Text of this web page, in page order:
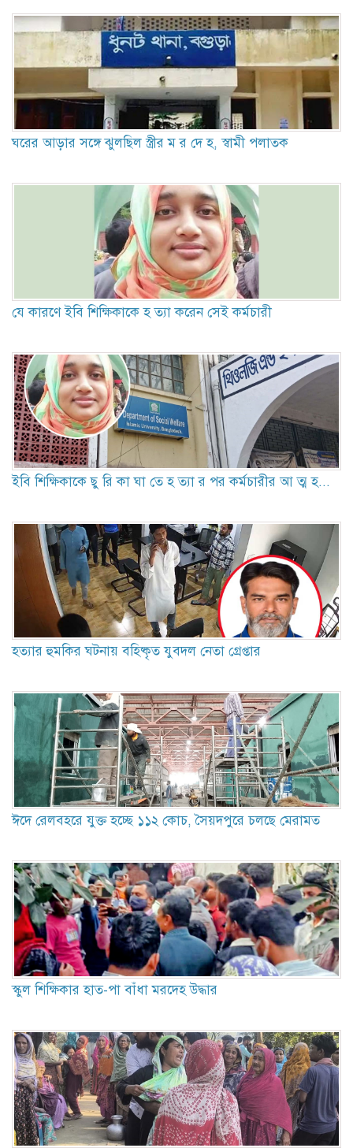
ঘরের আড়ার সঙ্গে ঝুলছিল স্ত্রীর ম র দে হ, স্বামী পলাতক
যে কারণে ইবি শিক্ষিকাকে হ ত্যা করেন সেই কর্মচারী
ইবি শিক্ষিকাকে ছু রি কা ঘা তে হ ত্যা র পর কর্মচারীর আ ত্ম হ...
হত্যার হুমকির ঘটনায় বহিষ্কৃত যুবদল নেতা গ্রেপ্তার
ঈদে রেলবহরে যুক্ত হচ্ছে ১১২ কোচ, সৈয়দপুরে চলছে মেরামত
স্কুল শিক্ষিকার হাত-পা বাঁধা মরদেহ উদ্ধার